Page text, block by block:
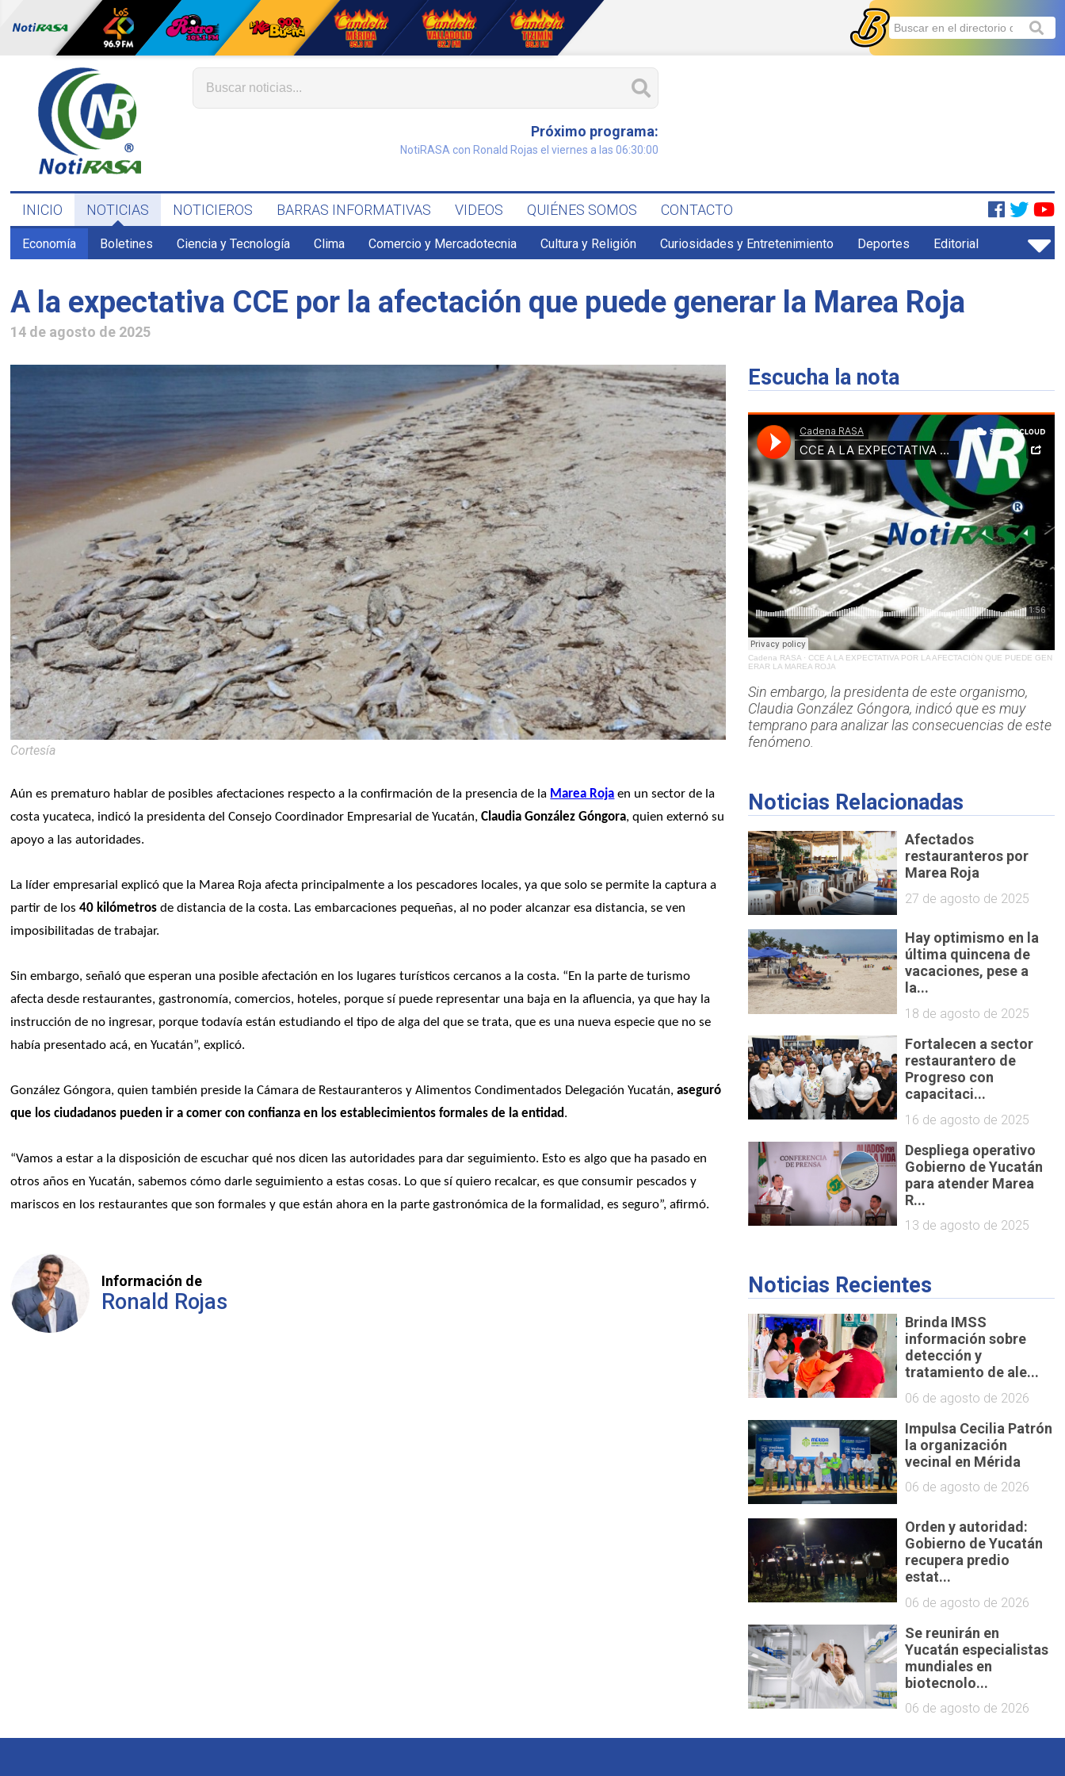
Próximo programa:
NotiRASA con Ronald Rojas el viernes a las 06:30:00
INICIO NOTICIAS NOTICIEROS BARRAS INFORMATIVAS VIDEOS QUIÉNES SOMOS CONTACTO
Economía Boletines Ciencia y Tecnología Clima Comercio y Mercadotecnia Cultura y Religión Curiosidades y Entretenimiento Deportes Editorial
A la expectativa CCE por la afectación que puede generar la Marea Roja
14 de agosto de 2025
Cortesía
Aún es prematuro hablar de posibles afectaciones respecto a la confirmación de la presencia de la Marea Roja en un sector de la
costa yucateca, indicó la presidenta del Consejo Coordinador Empresarial de Yucatán, Claudia González Góngora, quien externó su
apoyo a las autoridades.
La líder empresarial explicó que la Marea Roja afecta principalmente a los pescadores locales, ya que solo se permite la captura a
partir de los 40 kilómetros de distancia de la costa. Las embarcaciones pequeñas, al no poder alcanzar esa distancia, se ven
imposibilitadas de trabajar.
Sin embargo, señaló que esperan una posible afectación en los lugares turísticos cercanos a la costa. “En la parte de turismo
afecta desde restaurantes, gastronomía, comercios, hoteles, porque sí puede representar una baja en la afluencia, ya que hay la
instrucción de no ingresar, porque todavía están estudiando el tipo de alga del que se trata, que es una nueva especie que no se
había presentado acá, en Yucatán”, explicó.
González Góngora, quien también preside la Cámara de Restauranteros y Alimentos Condimentados Delegación Yucatán, aseguró
que los ciudadanos pueden ir a comer con confianza en los establecimientos formales de la entidad.
“Vamos a estar a la disposición de escuchar qué nos dicen las autoridades para dar seguimiento. Esto es algo que ha pasado en
otros años en Yucatán, sabemos cómo darle seguimiento a estas cosas. Lo que sí quiero recalcar, es que consumir pescados y
mariscos en los restaurantes que son formales y que están ahora en la parte gastronómica de la formalidad, es seguro”, afirmó.
Información de
Ronald Rojas
Escucha la nota
Cadena RASA· CCE A LA EXPECTATIVA POR LA AFECTACIÓN QUE PUEDE GEN
ERAR LA MAREA ROJA
Sin embargo, la presidenta de este organismo,
Claudia González Góngora, indicó que es muy
temprano para analizar las consecuencias de este
fenómeno.
Noticias Relacionadas
Afectados
restauranteros por
Marea Roja
27 de agosto de 2025
Hay optimismo en la
última quincena de
vacaciones, pese a
la...
18 de agosto de 2025
Fortalecen a sector
restaurantero de
Progreso con
capacitaci...
16 de agosto de 2025
Despliega operativo
Gobierno de Yucatán
para atender Marea
R...
13 de agosto de 2025
Noticias Recientes
Brinda IMSS
información sobre
detección y
tratamiento de ale...
06 de agosto de 2026
Impulsa Cecilia Patrón
la organización
vecinal en Mérida
06 de agosto de 2026
Orden y autoridad:
Gobierno de Yucatán
recupera predio
estat...
06 de agosto de 2026
Se reunirán en
Yucatán especialistas
mundiales en
biotecnolo...
06 de agosto de 2026